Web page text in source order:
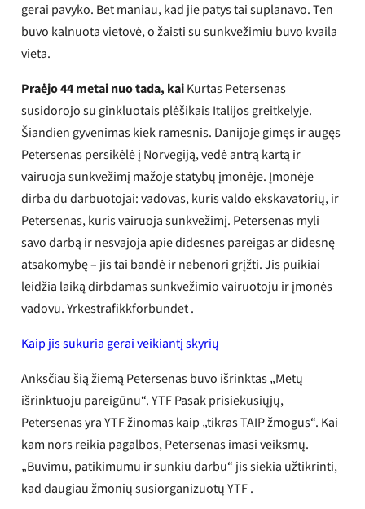
gerai pavyko. Bet maniau, kad jie patys tai suplanavo. Ten
buvo kalnuota vietovė, o žaisti su sunkvežimiu buvo kvaila
vieta.
Praėjo 44 metai nuo tada, kaiKurtas Petersenas
susidorojo su ginkluotais plėšikais Italijos greitkelyje.
Šiandien gyvenimas kiek ramesnis. Danijoje gimęs ir augęs
Petersenas persikėlė į Norvegiją, vedė antrą kartą ir
vairuoja sunkvežimį mažoje statybų įmonėje. Įmonėje
dirba du darbuotojai: vadovas, kuris valdo ekskavatorių, ir
Petersenas, kuris vairuoja sunkvežimį. Petersenas myli
savo darbą ir nesvajoja apie didesnes pareigas ar didesnę
atsakomybę – jis tai bandė ir nebenori grįžti. Jis puikiai
leidžia laiką dirbdamas sunkvežimio vairuotoju ir įmonės
vadovu. Yrkestrafikkforbundet .
Kaip jis sukuria gerai veikiantį skyrių
Anksčiau šią žiemą Petersenas buvo išrinktas „Metų
išrinktuoju pareigūnu“. YTF Pasak prisiekusiųjų,
Petersenas yra YTF žinomas kaip „tikras TAIP žmogus“. Kai
kam nors reikia pagalbos, Petersenas imasi veiksmų.
„Buvimu, patikimumu ir sunkiu darbu“ jis siekia užtikrinti,
kad daugiau žmonių susiorganizuotų YTF .